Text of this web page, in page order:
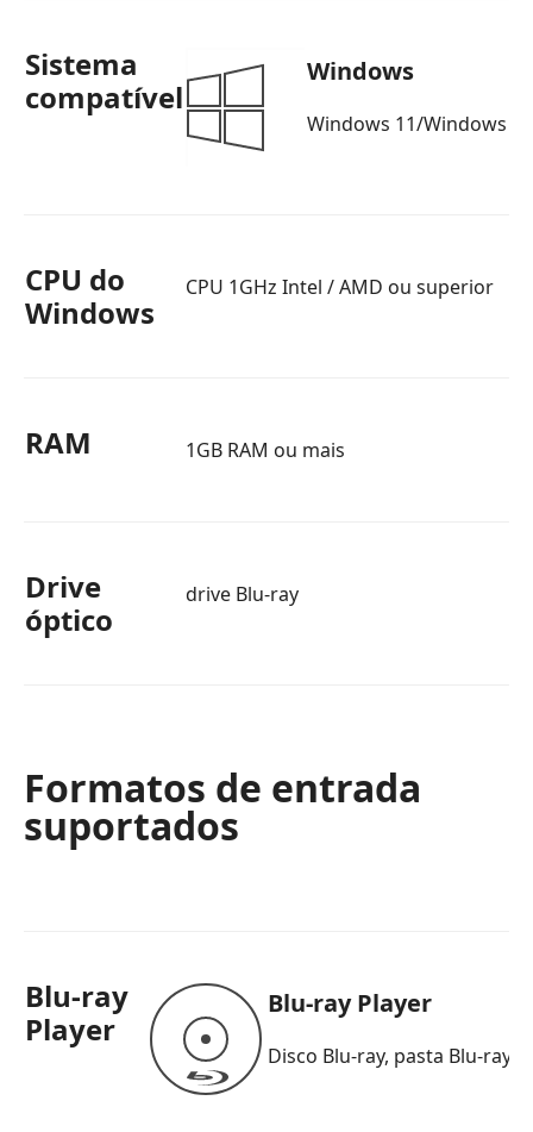
Sistema
compatível
Windows
Windows 11/Windows
CPU do
Windows
CPU 1GHz Intel / AMD ou superior
RAM 1GB RAM ou mais
Drive
óptico
drive Blu-ray
Formatos de entrada
suportados
Blu-ray
Player
Blu-ray Player
Disco Blu-ray, pasta Blu-ray